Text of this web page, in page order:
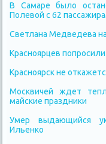
В Самаре было
Полевой с 62
Светлана Медведева
Красноярцев
Красноярск не
Москвичей ждет
майские праздники
Умер выдающийся
Ильенко